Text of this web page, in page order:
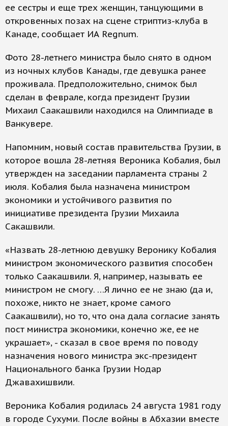
ее сестры и еще трех женщин, танцующими в
откровенных позах на сцене стриптиз-клуба в
Канаде, сообщает ИА Regnum.
Фото 28-летнего министра было снято в одном
из ночных клубов Канады, где девушка ранее
проживала. Предположительно, снимок был
сделан в феврале, когда президент Грузии
Михаил Саакашвили находился на Олимпиаде в
Ванкувере.
Напомним, новый состав правительства Грузии, в
которое вошла 28-летняя Вероника Кобалия, был
утвержден на заседании парламента страны 2
июля. Кобалия была назначена министром
экономики и устойчивого развития по
инициативе президента Грузии Михаила
Сакашвили.
«Назвать 28-летнюю девушку Веронику Кобалия
министром экономического развития способен
только Саакашвили. Я, например, называть ее
министром не смогу. …Я лично ее не знаю (да и,
похоже, никто не знает, кроме самого
Саакашвили), но то, что она дала согласие занять
пост министра экономики, конечно же, ее не
украшает», - сказал в свое время по поводу
назначения нового министра экс-президент
Национального банка Грузии Нодар
Джавахишвили.
Вероника Кобалия родилась 24 августа 1981 году
в городе Сухуми. После войны в Абхазии вместе